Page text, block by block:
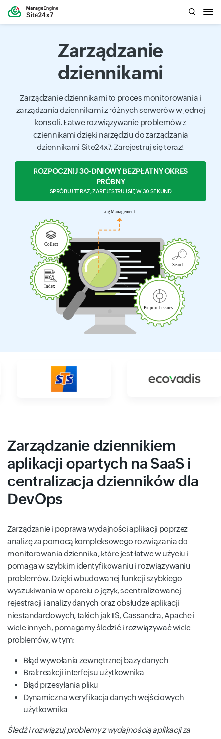
Zarządzanie
dziennikami
Zarządzanie dziennikami to proces monitorowania i
zarządzania dziennikami z różnych serwerów w jednej
konsoli. Łatwe rozwiązywanie problemów z
dziennikami dzięki narzędziu do zarządzania
dziennikami Site24x7. Zarejestruj się teraz!
ROZPOCZNIJ 30-DNIOWY BEZPŁATNY OKRES
PRÓBNY
SPRÓBUJ TERAZ, ZAREJESTRUJ SIĘ W 30 SEKUND
Zarządzanie dziennikiem
aplikacji opartych na SaaS i
centralizacja dzienników dla
DevOps
Zarządzanie i poprawa wydajności aplikacji poprzez
analizę za pomocą kompleksowego rozwiązania do
monitorowania dziennika, które jest łatwe w użyciu i
pomaga w szybkim identyfikowaniu i rozwiązywaniu
problemów. Dzięki wbudowanej funkcji szybkiego
wyszukiwania w oparciu o język, scentralizowanej
rejestracji i analizy danych oraz obsłudze aplikacji
niestandardowych, takich jak IIS, Cassandra, Apache i
wiele innych, pomagamy śledzić i rozwiązywać wiele
problemów, w tym:
Błąd wywołania zewnętrznej bazy danych
Brak reakcji interfejsu użytkownika
Błąd przesyłania pliku
Dynamiczna weryfikacja danych wejściowych
użytkownika
Śledź i rozwiązuj problemy z wydajnością aplikacji za